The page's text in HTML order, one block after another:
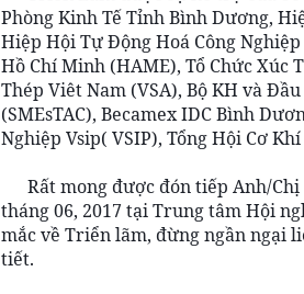
Phòng Kinh Tế Tỉnh Bình Dương,
Hiệp Hội Tự Động Hoá Công
Hồ Chí Minh (HAME), Tổ Chức Xúc
Thép Viêt Nam (VSA), Bộ KH và
(SMEsTAC), Becamex IDC Bình
Nghiệp Vsip( VSIP), Tổng Hội Cơ
Rất mong được đón tiếp Anh/
tháng 06, 2017 tại Trung tâm Hội
mắc về Triển lãm, đừng ngần ngại
tiết.